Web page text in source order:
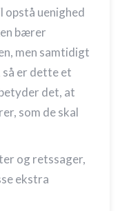
opstå uenighed
bærer
men samtidigt
er dette et
det, at
som de skal
og retssager,
ekstra